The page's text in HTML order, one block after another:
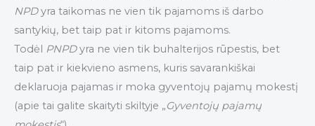
NPDyra taikomas ne vien tik pajamoms iš darbo
santykių, bet taip pat ir kitoms pajamoms.
Todėl PNPDyra ne vien tik buhalterijos rūpestis, bet
taip pat ir kiekvieno asmens, kuris savarankiškai
deklaruoja pajamas ir moka gyventojų pajamų mokestį
(apie tai galite skaityti skiltyje „Gyventojų pajamų